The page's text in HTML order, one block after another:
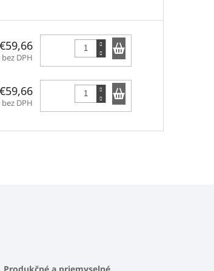
€59,66
DPH
Do košíka
€59,66
DPH
Do košíka